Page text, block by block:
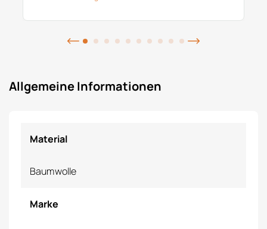
Allgemeine Informationen
Material
Baumwolle
Marke